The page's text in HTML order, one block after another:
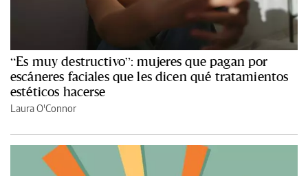
“Es muy destructivo”: mujeres que pagan por
escáneres faciales que les dicen qué tratamientos
estéticos hacerse
Laura O'Connor